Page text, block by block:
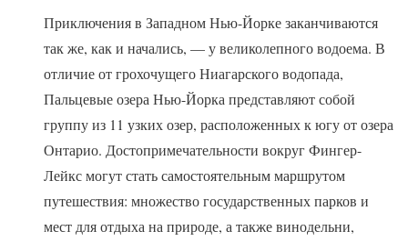
Приключения в Западном Нью-Йорке заканчиваются
так же, как и начались, — у великолепного водоема. В
отличие от грохочущего Ниагарского водопада,
Пальцевые озера Нью-Йорка представляют собой
группу из 11 узких озер, расположенных к югу от озера
Онтарио. Достопримечательности вокруг Фингер-
Лейкс могут стать самостоятельным маршрутом
путешествия: множество государственных парков и
мест для отдыха на природе, а также винодельни,